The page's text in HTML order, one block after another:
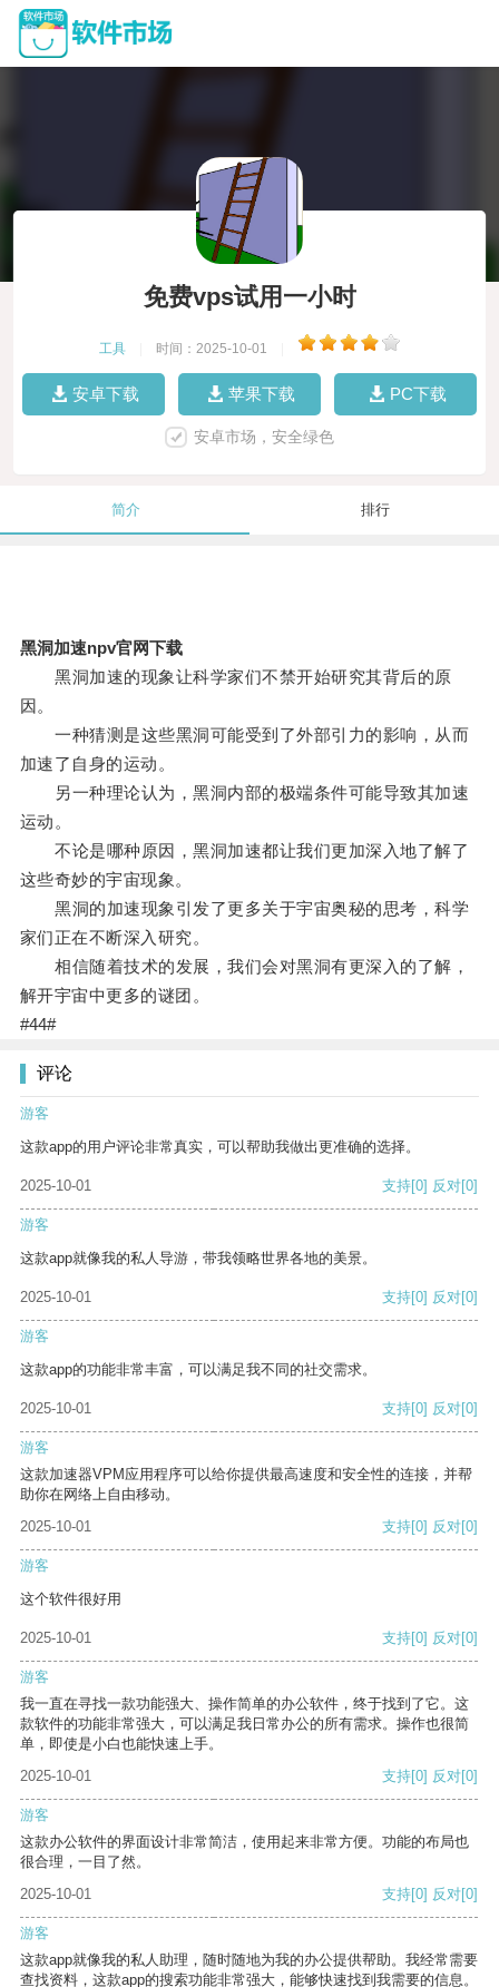
免费vps试用一小时
工具 时间：2025-10-01
安卓下载 苹果下载 PC下载
安卓市场，安全绿色
简介 排行
黑洞加速npv官网下载
黑洞加速的现象让科学家们不禁开始研究其背后的原
因。
一种猜测是这些黑洞可能受到了外部引力的影响，从而
加速了自身的运动。
另一种理论认为，黑洞内部的极端条件可能导致其加速
运动。
不论是哪种原因，黑洞加速都让我们更加深入地了解了
这些奇妙的宇宙现象。
黑洞的加速现象引发了更多关于宇宙奥秘的思考，科学
家们正在不断深入研究。
相信随着技术的发展，我们会对黑洞有更深入的了解，
解开宇宙中更多的谜团。
#44#
评论
游客
这款app的用户评论非常真实，可以帮助我做出更准确的选择。
2025-10-01 支持[0] 反对[0]
游客
这款app就像我的私人导游，带我领略世界各地的美景。
2025-10-01 支持[0] 反对[0]
游客
这款app的功能非常丰富，可以满足我不同的社交需求。
2025-10-01 支持[0] 反对[0]
游客
这款加速器VPM应用程序可以给你提供最高速度和安全性的连接，并帮
助你在网络上自由移动。
2025-10-01
支持[0] 反对[0]
游客
这个软件很好用
2025-10-01 支持[0] 反对[0]
游客
我一直在寻找一款功能强大、操作简单的办公软件，终于找到了它。这
款软件的功能非常强大，可以满足我日常办公的所有需求。操作也很简
单，即使是小白也能快速上手。
2025-10-01
支持[0] 反对[0]
游客
这款办公软件的界面设计非常简洁，使用起来非常方便。功能的布局也
很合理，一目了然。
2025-10-01
支持[0] 反对[0]
游客
这款app就像我的私人助理，随时随地为我的办公提供帮助。我经常需要
查找资料，这款app的搜索功能非常强大，能够快速找到我需要的信息。